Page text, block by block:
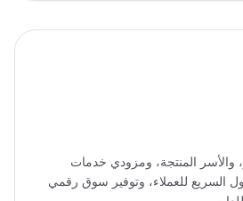
والأسر المنتجة، ومزودي خدمات
السريع للعملاء، وتوفير سوق رقمي